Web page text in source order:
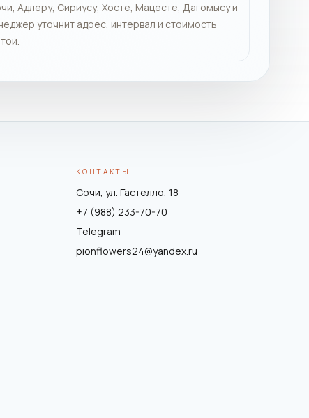
Адлеру, Сириусу, Хосте, Мацесте, Дагомысу и
уточнит адрес, интервал и стоимость
КОНТАКТЫ
Сочи, ул. Гастелло, 18
+7 (988) 233-70-70
Telegram
pionflowers24@yandex.ru